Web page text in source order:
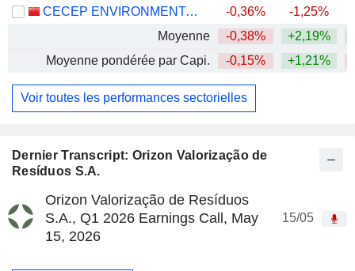
Dernier Transcript: Orizon Valorização de
Resíduos S.A.
Orizon Valorização de Resíduos
S.A., Q1 2026 Earnings Call, May
15, 2026
15/05
CECEP ENVIRONMENTAL PROTECTION CO., LTD.
-0,36% -1,25%
Moyenne
-0,38% +2,19%
Moyenne pondérée par Capi.
-0,15% +1,21%
Voir toutes les performances sectorielles